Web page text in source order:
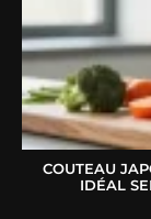
COUTEAU
IDÉAL